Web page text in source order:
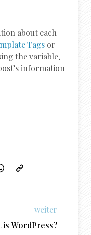
about each
Tags or
the variable,
information
weiter
is WordPress?